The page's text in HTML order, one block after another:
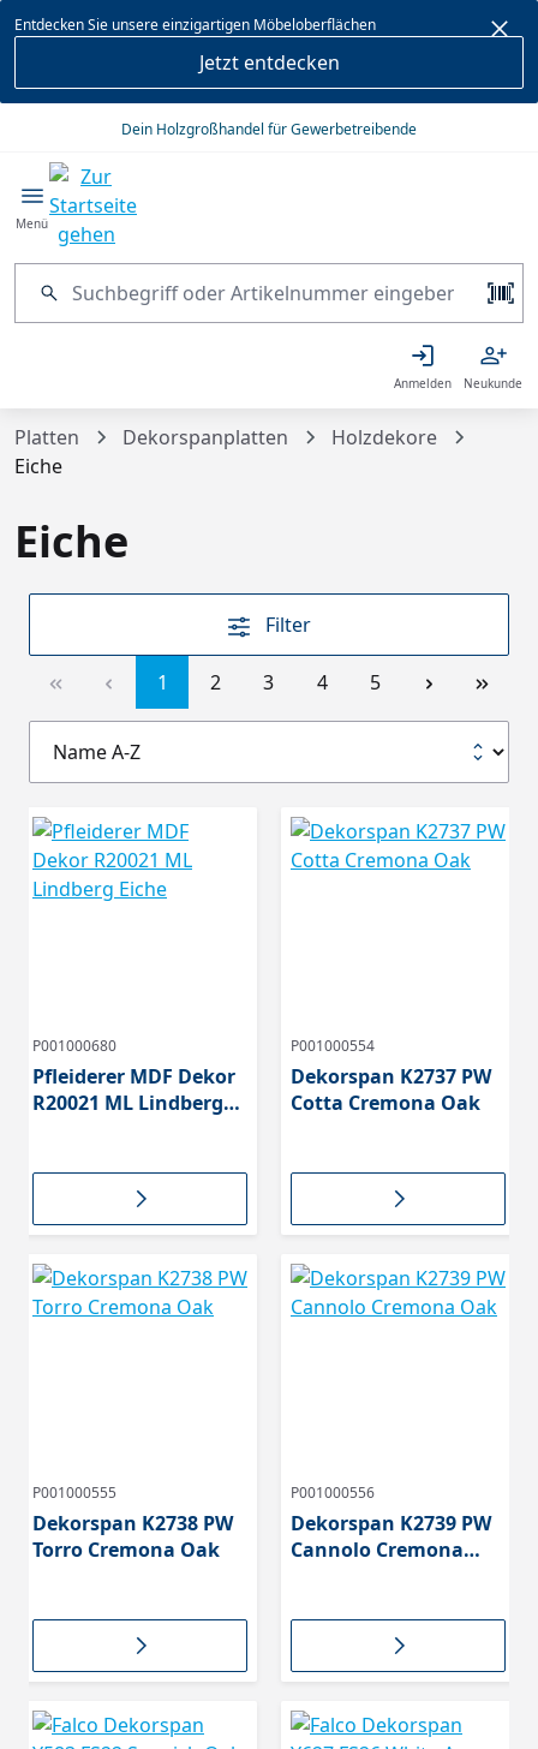
springen
Entdecken Sie unsere einzigartigen Möbeloberflächen
Jetzt entdecken
Dein Holzgroßhandel für Gewerbetreibende
Menü
Anmelden Neukunde
Platten Dekorspanplatten
Holzdekore
Eiche
Eiche
Filter
1 2 3 4 5
P001000680
Pfleiderer MDF Dekor
R20021 ML Lindberg
P001000554
Dekorspan K2737 PW
Cotta Cremona Oak
P001000555
Dekorspan K2738 PW
Torro Cremona Oak
P001000556
Dekorspan K2739 PW
Cannolo Cremona